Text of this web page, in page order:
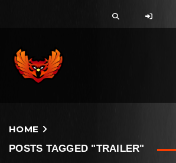
HOME
POSTS TAGGED "TRAILER"